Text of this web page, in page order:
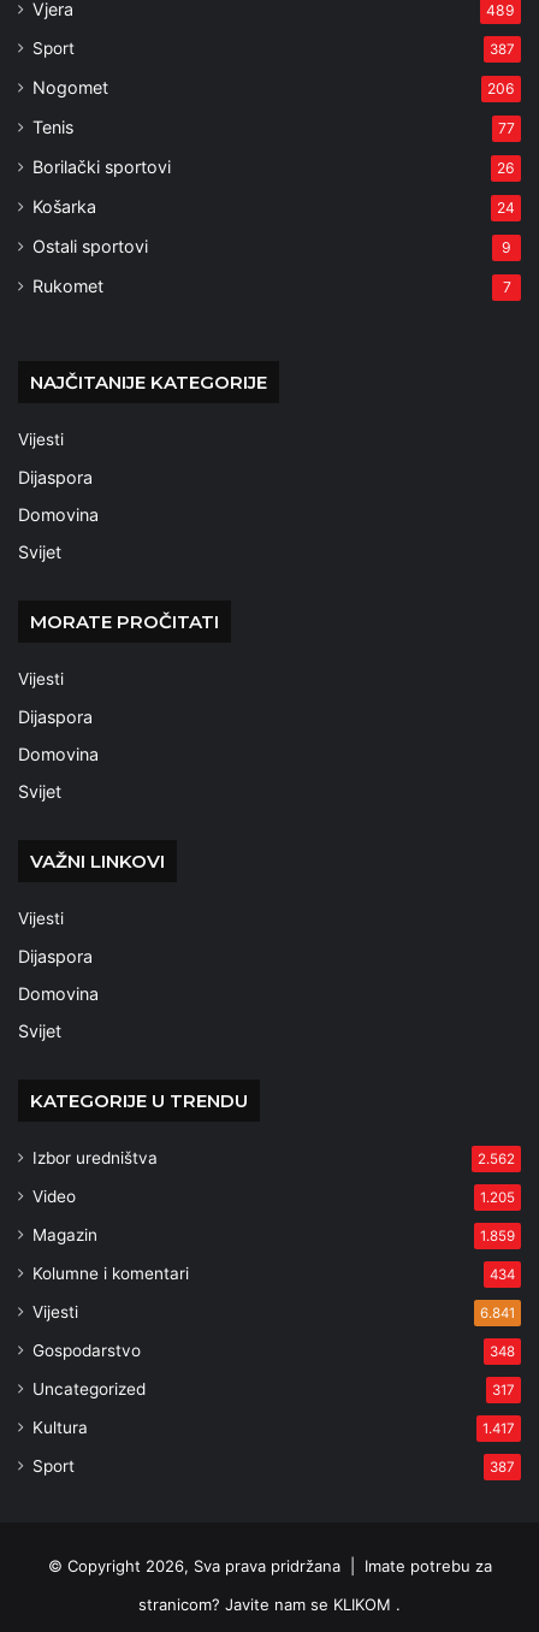
Vjera 489
Sport 387
Nogomet 206
Tenis 77
Borilački sportovi 26
Košarka 24
Ostali sportovi 9
Rukomet 7
NAJČITANIJE KATEGORIJE
Vijesti
Dijaspora
Domovina
Svijet
MORATE PROČITATI
Vijesti
Dijaspora
Domovina
Svijet
VAŽNI LINKOVI
Vijesti
Dijaspora
Domovina
Svijet
KATEGORIJE U TRENDU
Izbor uredništva 2.562
Video 1.205
Magazin 1.859
Kolumne i komentari 434
Vijesti 6.841
Gospodarstvo 348
Uncategorized 317
Kultura 1.417
Sport 387
© Copyright 2026, Sva prava pridržana | Imate potrebu za
stranicom? Javite nam se KLIKOM .